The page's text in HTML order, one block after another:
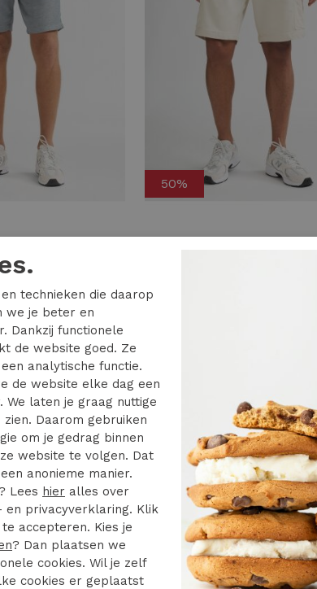
50%
29,99
technieken die daarop
we je beter en
Dankzij functionele
de website goed. Ze
analytische functie.
de website elke dag een
We laten je graag nuttige
Daarom gebruiken
om je gedrag binnen
website te volgen. Dat
anonieme manier.
Lees hier alles over
en privacyverklaring. Klik
accepteren. Kies je
? Dan plaatsen we
cookies. Wil je zelf
cookies er geplaatst